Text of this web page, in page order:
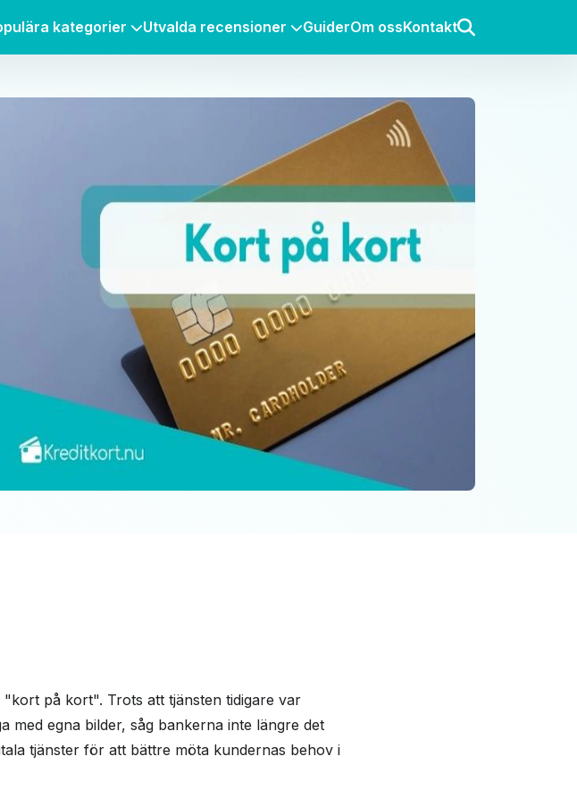
kategorier Utvalda recensioner GuiderOm ossKontakt
på kort". Trots att tjänsten tidigare var
egna bilder, såg bankerna inte längre det
tjänster för att bättre möta kundernas behov i